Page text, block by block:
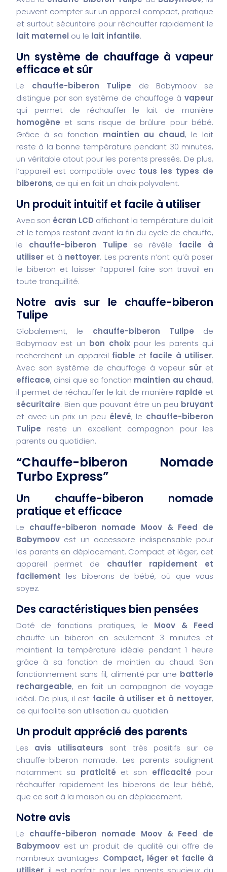
peuvent compter sur un appareil compact, pratique
et surtout sécuritaire pour réchauffer rapidement le
lait maternel ou le lait infantile.
Un système de chauffage à vapeur
efficace et sûr
Le chauffe-biberon Tulipe de Babymoov se
distingue par son système de chauffage à vapeur
qui permet de réchauffer le lait de manière
homogène et sans risque de brûlure pour bébé.
Grâce à sa fonction maintien au chaud, le lait
reste à la bonne température pendant 30 minutes,
un véritable atout pour les parents pressés. De plus,
l’appareil est compatible avec tous les types de
biberons, ce qui en fait un choix polyvalent.
Un produit intuitif et facile à utiliser
Avec son écran LCD affichant la température du lait
et le temps restant avant la fin du cycle de chauffe,
le chauffe-biberon Tulipe se révèle facile à
utiliser et à nettoyer. Les parents n’ont qu’à poser
le biberon et laisser l’appareil faire son travail en
toute tranquillité.
Notre avis sur le chauffe-biberon
Tulipe
Globalement, le chauffe-biberon Tulipe de
Babymoov est un bon choixpour les parents qui
recherchent un appareil fiable et facile à utiliser.
Avec son système de chauffage à vapeur sûret
efficace, ainsi que sa fonction maintien au chaud,
il permet de réchauffer le lait de manière rapide et
sécuritaire. Bien que pouvant être un peu bruyant
et avec un prix un peu élevé, le chauffe-biberon
Tulipe reste un excellent compagnon pour les
parents au quotidien.
“Chauffe-biberon Nomade
Turbo Express”
Un chauffe-biberon nomade
pratique et efficace
Le chauffe-biberon nomade Moov & Feed de
Babymoov est un accessoire indispensable pour
les parents en déplacement. Compact et léger, cet
appareil permet de chauffer rapidement et
facilement les biberons de bébé, où que vous
soyez.
Des caractéristiques bien pensées
Doté de fonctions pratiques, le Moov & Feed
chauffe un biberon en seulement 3 minutes et
maintient la température idéale pendant 1 heure
grâce à sa fonction de maintien au chaud. Son
fonctionnement sans fil, alimenté par une batterie
rechargeable, en fait un compagnon de voyage
idéal. De plus, il est facile à utiliser et à nettoyer,
ce qui facilite son utilisation au quotidien.
Un produit apprécié des parents
Les avis utilisateurs sont très positifs sur ce
chauffe-biberon nomade. Les parents soulignent
notamment sa praticité et son efficacité pour
réchauffer rapidement les biberons de leur bébé,
que ce soit à la maison ou en déplacement.
Notre avis
Le chauffe-biberon nomade Moov & Feed de
Babymoov est un produit de qualité qui offre de
nombreux avantages. Compact, léger et facile à